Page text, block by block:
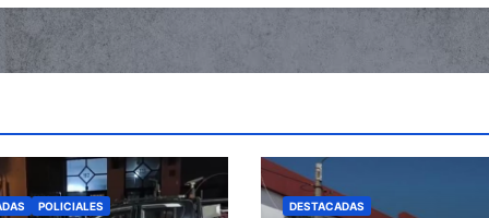
POLICIALES DESTACADAS